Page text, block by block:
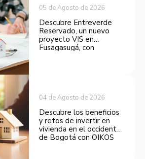
05 de Agosto de 2026
Descubre Entreverde
Reservado, un nuevo
proyecto VIS en
Fusagasugá, con
04 de Agosto de 2026
Descubre los beneficios
y retos de invertir en
vivienda en el occidente
de Bogotá con OIKOS